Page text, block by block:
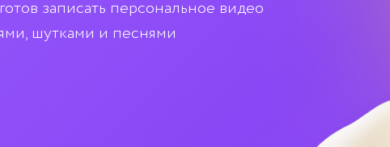
записать персональное видео
шутками и песнями